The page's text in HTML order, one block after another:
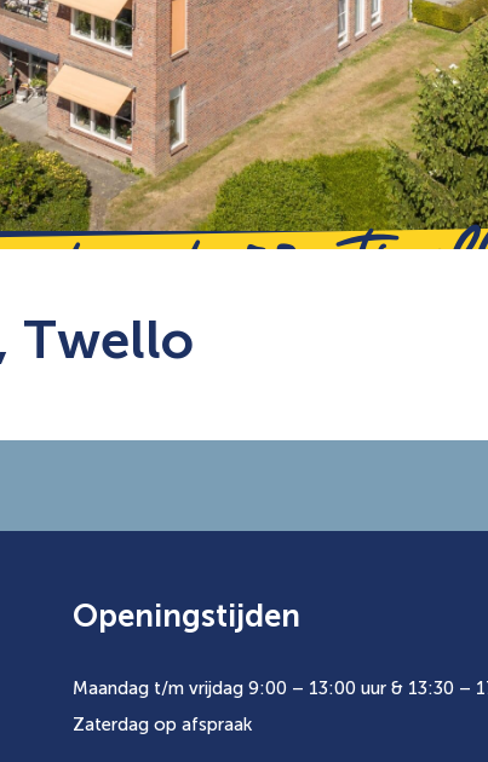
58,
Twello
Openingstijden
Maandag t/m vrijdag 9:00 – 13:00 uur & 13:30 –
Zaterdag op afspraak